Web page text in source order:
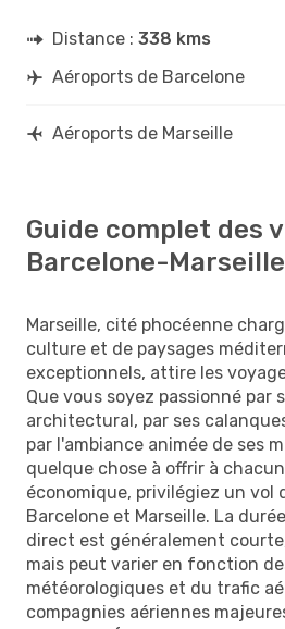
Distance : 338 kms
Aéroports de Barcelone
Aéroports de Marseille
Guide complet des
Barcelone-Marseille
Marseille, cité phocéenne
culture et de paysages
exceptionnels, attire les
Que vous soyez passionné par
architectural, par ses
par l'ambiance animée de ses
quelque chose à offrir à
économique, privilégiez un vol
Barcelone et Marseille. La
direct est généralement
mais peut varier en fonction
météorologiques et du trafic
compagnies aériennes